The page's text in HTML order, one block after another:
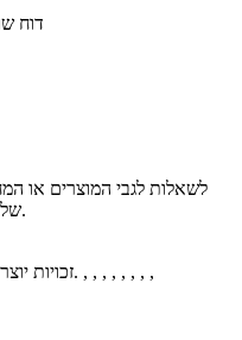
דוח
לשאלות לגבי המוצרים או
שלכם ואנו ניצור אתכם קשר תוך 24 שעות.
© זכויות יוצרים - 2010-2021 : כל הזכויות שמורות. , , , , , , , ,